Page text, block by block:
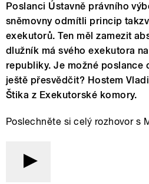
Poslanci Ústavně právního
sněmovny odmítli princip
exekutorů. Ten měl zamezit
dlužník má svého exekutora
republiky. Je možné
ještě přesvědčit? Hostem
Štika z Exekutorské komory.
Poslechněte si celý rozhovor s